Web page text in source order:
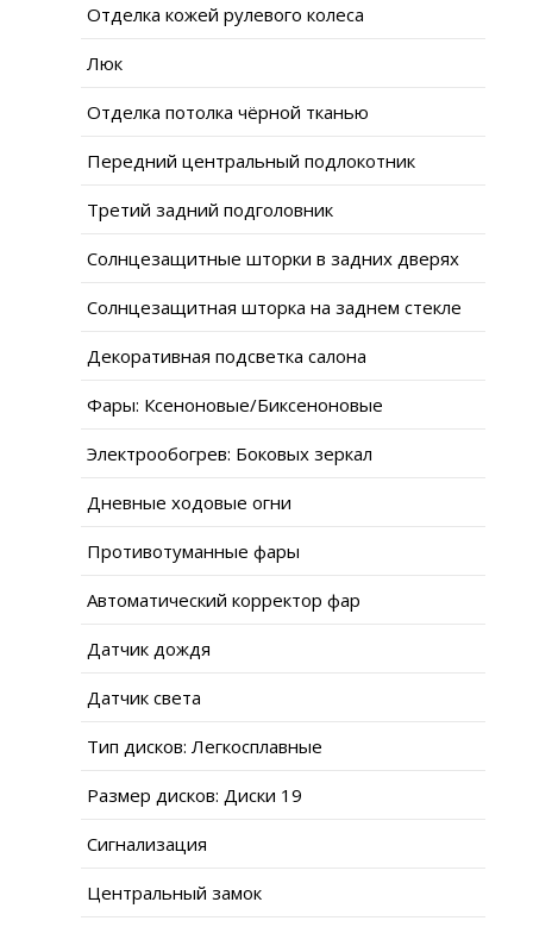
Отделка кожей рулевого колеса
Люк
Отделка потолка чёрной тканью
Передний центральный подлокотник
Третий задний подголовник
Солнцезащитные шторки в задних дверях
Солнцезащитная шторка на заднем стекле
Декоративная подсветка салона
Фары: Ксеноновые/Биксеноновые
Электрообогрев: Боковых зеркал
Дневные ходовые огни
Противотуманные фары
Автоматический корректор фар
Датчик дождя
Датчик света
Тип дисков: Легкосплавные
Размер дисков: Диски 19
Сигнализация
Центральный замок